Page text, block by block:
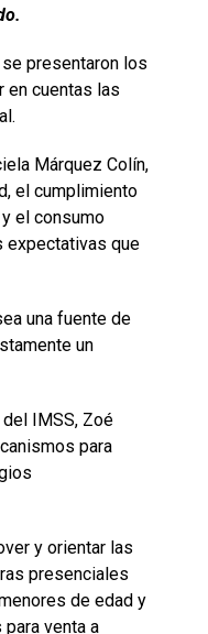
presentaron los
en cuentas las
Márquez Colín,
el cumplimiento
el consumo
expectativas que
una fuente de
un
IMSS, Zoé
para
y orientar las
presenciales
de edad y
venta a